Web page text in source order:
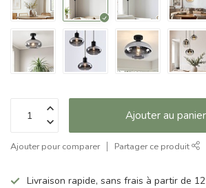
Ajouter au panier
Ajouter pour comparer Partager ce produit
Livraison rapide, sans frais à partir de